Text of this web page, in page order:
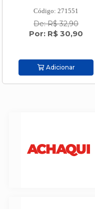
Código: 271551
De: R$ 32,90
Por: R$ 30,90
Adicionar